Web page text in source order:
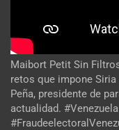
Maibort Petit Sin
retos que impone
Peña, presidente de
actualidad.